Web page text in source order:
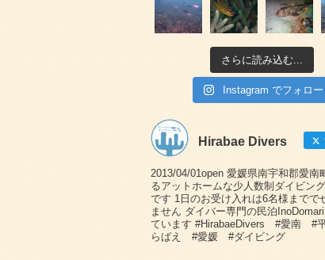
さらに読み込む...
Instagram でフォロー
Hirabae Divers
2013/04/01open 愛媛県南宇和郡愛南
るアットホームな少人数制ダイビン
です 1日のお受け入れは6名様までで
ません ダイバー専門の民泊
ています #HirabaeDivers #愛南 #
らばえ #愛媛 #ダイビング